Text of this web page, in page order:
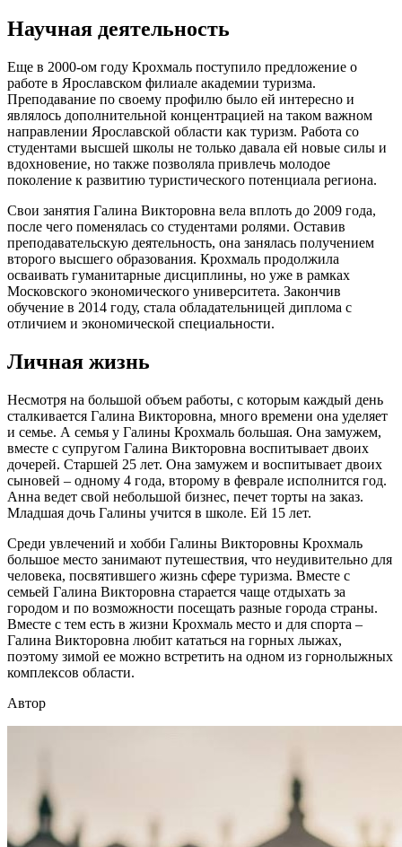
Научная деятельность
Еще в 2000-ом году Крохмаль поступило предложение о
работе в Ярославском филиале академии туризма.
Преподавание по своему профилю было ей интересно и
являлось дополнительной концентрацией на таком важном
направлении Ярославской области как туризм. Работа со
студентами высшей школы не только давала ей новые силы и
вдохновение, но также позволяла привлечь молодое
поколение к развитию туристического потенциала региона.
Свои занятия Галина Викторовна вела вплоть до 2009 года,
после чего поменялась со студентами ролями. Оставив
преподавательскую деятельность, она занялась получением
второго высшего образования. Крохмаль продолжила
осваивать гуманитарные дисциплины, но уже в рамках
Московского экономического университета. Закончив
обучение в 2014 году, стала обладательницей диплома с
отличием и экономической специальности.
Личная жизнь
Несмотря на большой объем работы, с которым каждый день
сталкивается Галина Викторовна, много времени она уделяет
и семье. А семья у Галины Крохмаль большая. Она замужем,
вместе с супругом Галина Викторовна воспитывает двоих
дочерей. Старшей 25 лет. Она замужем и воспитывает двоих
сыновей – одному 4 года, второму в феврале исполнится год.
Анна ведет свой небольшой бизнес, печет торты на заказ.
Младшая дочь Галины учится в школе. Ей 15 лет.
Среди увлечений и хобби Галины Викторовны Крохмаль
большое место занимают путешествия, что неудивительно для
человека, посвятившего жизнь сфере туризма. Вместе с
семьей Галина Викторовна старается чаще отдыхать за
городом и по возможности посещать разные города страны.
Вместе с тем есть в жизни Крохмаль место и для спорта –
Галина Викторовна любит кататься на горных лыжах,
поэтому зимой ее можно встретить на одном из горнолыжных
комплексов области.
Автор